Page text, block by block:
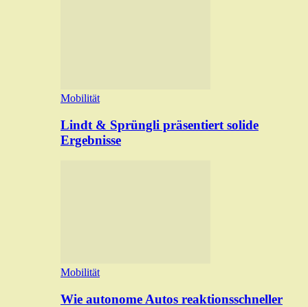
Mobilität
Lindt & Sprüngli präsentiert solide
Ergebnisse
Mobilität
Wie autonome Autos reaktionsschneller